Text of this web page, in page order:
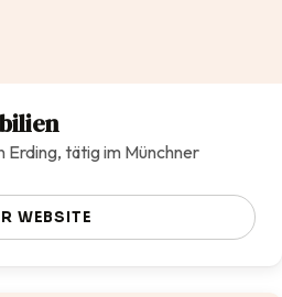
Erding, tätig im Münchner
WEBSITE